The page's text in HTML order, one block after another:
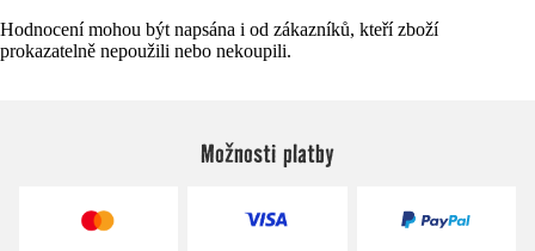
Hodnocení mohou být napsána i od zákazníků, kteří zboží
prokazatelně nepoužili nebo nekoupili.
Možnosti platby